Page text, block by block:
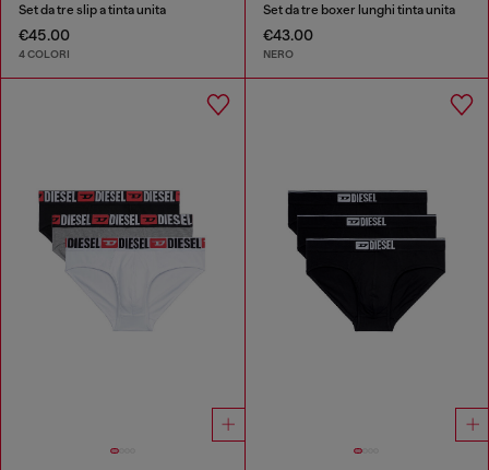
Set da tre slip a tinta unita
€45.00
4 COLORI
Set da tre boxer lunghi tinta unita
€43.00
NERO